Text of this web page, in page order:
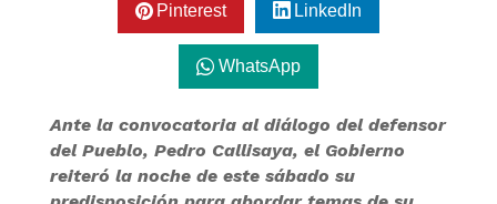
Pinterest LinkedIn
WhatsApp
Ante la convocatoria al diálogo del defensor
del Pueblo, Pedro Callisaya, el Gobierno
reiteró la noche de este sábado su